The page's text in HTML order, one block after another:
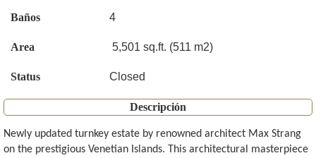
Baños 4
Area 5,501 sq.ft. (511 m2)
Status Closed
Descripción
Newly updated turnkey estate by renowned architect Max Strang
on the prestigious Venetian Islands. This architectural masterpiece